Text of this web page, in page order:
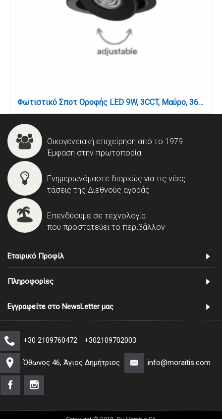
Φωτιστικό Σποτ Οροφής LED 9W, 3CCT, Μαύρο, 36° D:10x5cm (9090-Black)
Οικογενειακή επιχείρηση από το 1979
Έμφαση στην πρωτοπορία
Ενημερωνόμαστε διαρκώς για τις νέες
τάσεις της Διεθνούς αγοράς
Επενδύουμε σε τεχνολογία
που προστατεύει το περιβάλλον
Εταιρικό Προφίλ
Πληροφορίες
Εγγραφείτε στο NewsLetter μας
+30 2109760472 +302109702003
Όθωνος 46, Άγιος Δημήτριος info@moraitis.com